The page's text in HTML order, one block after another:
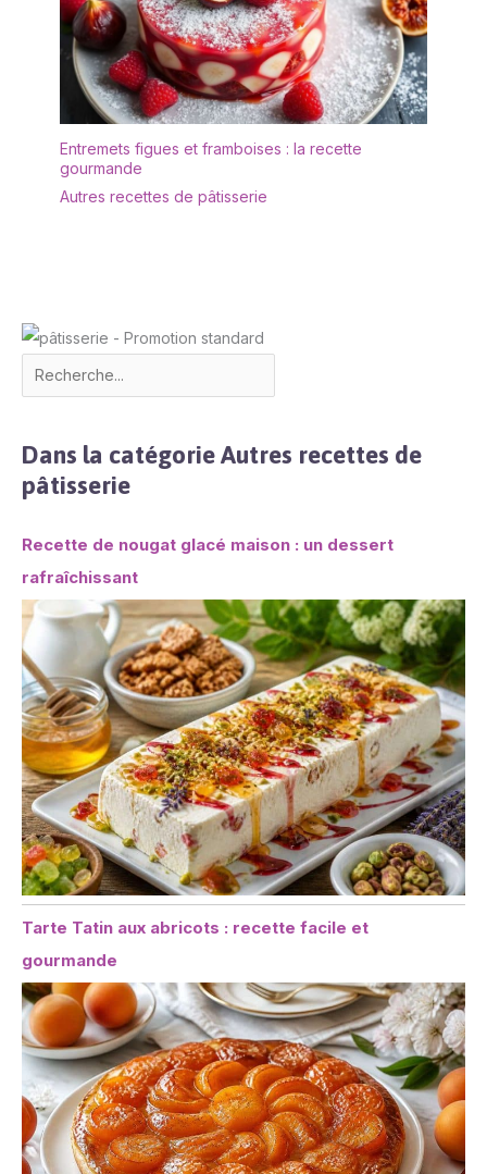
transport. Nous vous
offrirons un
remplacement gratuit si
les plateaux arrivent
cassés
Entremets figues et framboises : la recette
gourmande
Autres recettes de pâtisserie
Dans la catégorie Autres recettes de
pâtisserie
Recette de nougat glacé maison : un dessert
rafraîchissant
Tarte Tatin aux abricots : recette facile et
gourmande